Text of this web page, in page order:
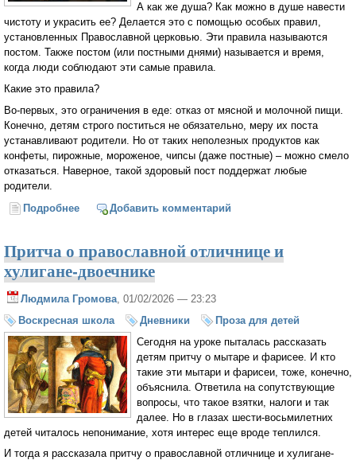
А как же душа? Как можно в душе навести
чистоту и украсить ее? Делается это с помощью особых правил,
установленных Православной церковью. Эти правила называются
постом. Также постом (или постными днями) называется и время,
когда люди соблюдают эти самые правила.
Какие это правила?
Во-первых, это ограничения в еде: отказ от мясной и молочной пищи.
Конечно, детям строго поститься не обязательно, меру их поста
устанавливают родители. Но от таких неполезных продуктов как
конфеты, пирожные, мороженое, чипсы (даже постные) – можно смело
отказаться. Наверное, такой здоровый пост поддержат любые
родители.
Подробнее о Что такое Великий пост?
Добавить комментарий
Притча о православной отличнице и
хулигане-двоечнике
Людмила Громова, 01/02/2026 — 23:23
Воскресная школа
Дневники
Проза для детей
Сегодня на уроке пыталась рассказать
детям притчу о мытаре и фарисее. И кто
такие эти мытари и фарисеи, тоже, конечно,
объяснила. Ответила на сопутствующие
вопросы, что такое взятки, налоги и так
далее. Но в глазах шести-восьмилетних
детей читалось непонимание, хотя интерес еще вроде теплился.
И тогда я рассказала притчу о православной отличнице и хулигане-